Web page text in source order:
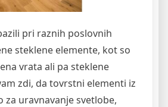
pri raznih poslovnih
steklene elemente, kot so
vrata ali pa steklene
zdi, da tovrstni elementi iz
za uravnavanje svetlobe,